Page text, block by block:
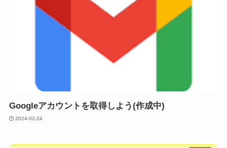
Googleアカウントを取得しよう(作成中)
2024-02-24